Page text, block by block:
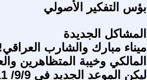
بؤس التفكير الأصولي
المشاكل الجديدة
ميناء مبارك والشارب العراقي!
المالكي وخيبة المتظاهرين